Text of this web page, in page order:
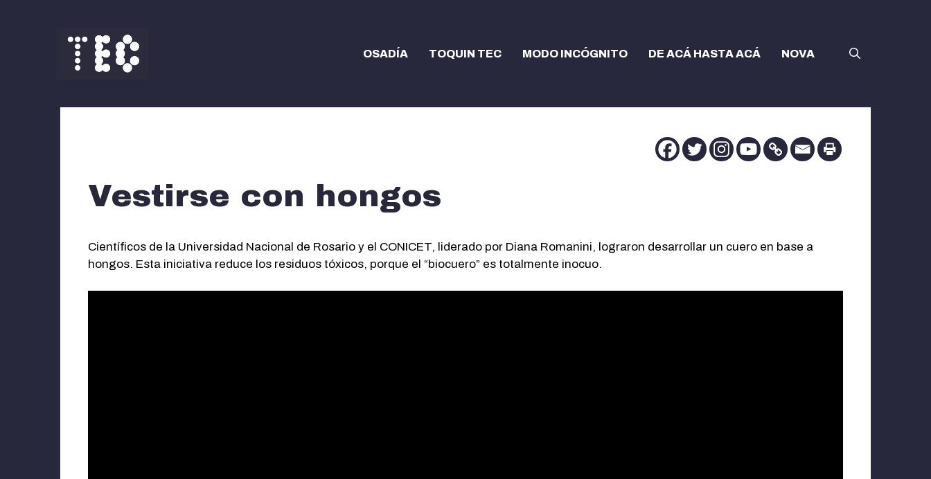
OSADÍA TOQUIN TEC MODO INCÓGNITO DE ACÁ HASTA ACÁ NOVA
Vestirse con hongos
Científicos de la Universidad Nacional de Rosario y el CONICET, liderado por Diana Romanini, lograron desarrollar un cuero en base a
hongos. Esta iniciativa reduce los residuos tóxicos, porque el “biocuero” es totalmente inocuo.